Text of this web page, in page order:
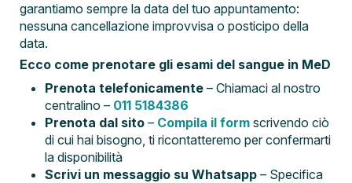
garantiamo sempre la data del tuo appuntamento:
nessuna cancellazione improvvisa o posticipo della
data.
Ecco come prenotare gli esami del sangue in MeD
Prenota telefonicamente – Chiamaci al nostro
centralino – 011 5184386
Prenota dal sito – Compila il form scrivendo ciò
di cui hai bisogno, ti ricontatteremo per confermarti
la disponibilità
Scrivi un messaggio su Whatsapp – Specifica